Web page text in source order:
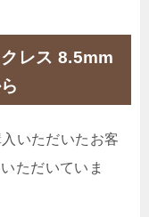
レス 8.5mm
いただいたお客
ただいていま